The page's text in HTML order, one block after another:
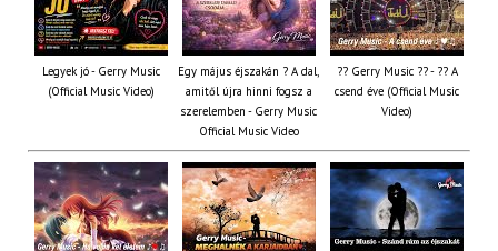
Legyek jó - Gerry Music
(Official Music Video)
Egy május éjszakán ? A dal,
amitől újra hinni fogsz a
szerelemben - Gerry Music
Official Music Video
?? Gerry Music ?? - ?? A
csend éve (Official Music
Video)